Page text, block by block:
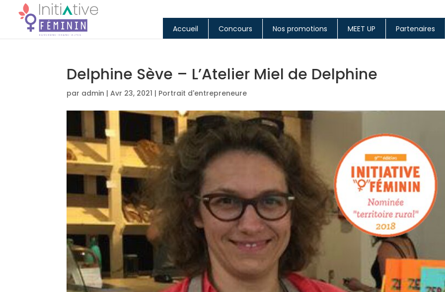
Accueil Concours Nos promotions MEET UP Partenaires
Delphine Sève – L’Atelier Miel de Delphine
par admin |Avr 23, 2021 | Portrait d'entrepreneure